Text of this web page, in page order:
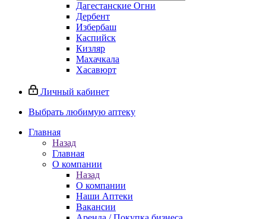
Дагестанские Огни
Дербент
Избербаш
Каспийск
Кизляр
Махачкала
Хасавюрт
Личный кабинет
Выбрать любимую аптеку
Главная
Назад
Главная
О компании
Назад
О компании
Наши Аптеки
Вакансии